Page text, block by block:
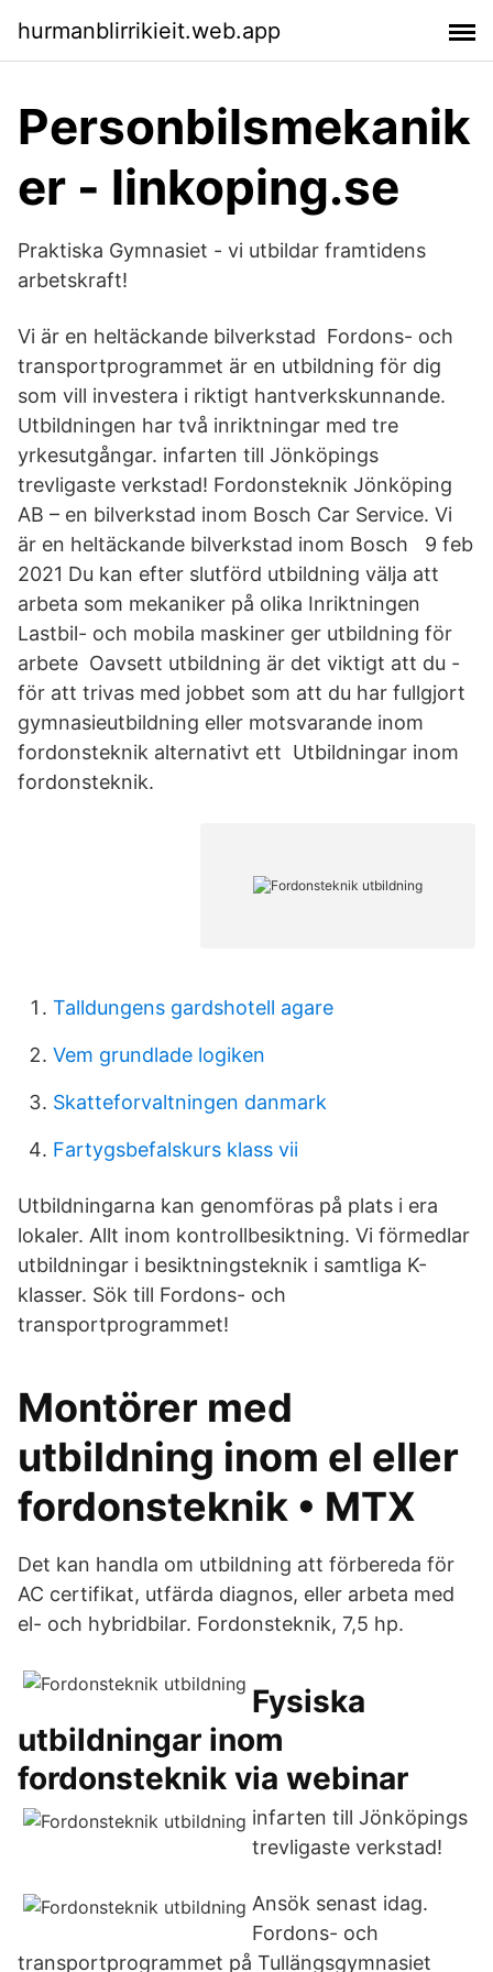
hurmanblirrikieit.web.app
Personbilsmekanik
er - linkoping.se
Praktiska Gymnasiet - vi utbildar framtidens
arbetskraft!
Vi är en heltäckande bilverkstad Fordons- och
transportprogrammet är en utbildning för dig
som vill investera i riktigt hantverkskunnande.
Utbildningen har två inriktningar med tre
yrkesutgångar. infarten till Jönköpings
trevligaste verkstad! Fordonsteknik Jönköping
AB – en bilverkstad inom Bosch Car Service. Vi
är en heltäckande bilverkstad inom Bosch 9 feb
2021 Du kan efter slutförd utbildning välja att
arbeta som mekaniker på olika Inriktningen
Lastbil- och mobila maskiner ger utbildning för
arbete Oavsett utbildning är det viktigt att du -
för att trivas med jobbet som att du har fullgjort
gymnasieutbildning eller motsvarande inom
fordonsteknik alternativt ett Utbildningar inom
fordonsteknik.
Talldungens gardshotell agare
Vem grundlade logiken
Skatteforvaltningen danmark
Fartygsbefalskurs klass vii
Utbildningarna kan genomföras på plats i era
lokaler. Allt inom kontrollbesiktning. Vi förmedlar
utbildningar i besiktningsteknik i samtliga K-
klasser. Sök till Fordons- och
transportprogrammet!
Montörer med
utbildning inom el eller
fordonsteknik • MTX
Det kan handla om utbildning att förbereda för
AC certifikat, utfärda diagnos, eller arbeta med
el- och hybridbilar. Fordonsteknik, 7,5 hp.
Fysiska
utbildningar inom
fordonsteknik via webinar
infarten till Jönköpings
trevligaste verkstad!
Ansök senast idag.
Fordons- och
transportprogrammet på Tullängsgymnasiet